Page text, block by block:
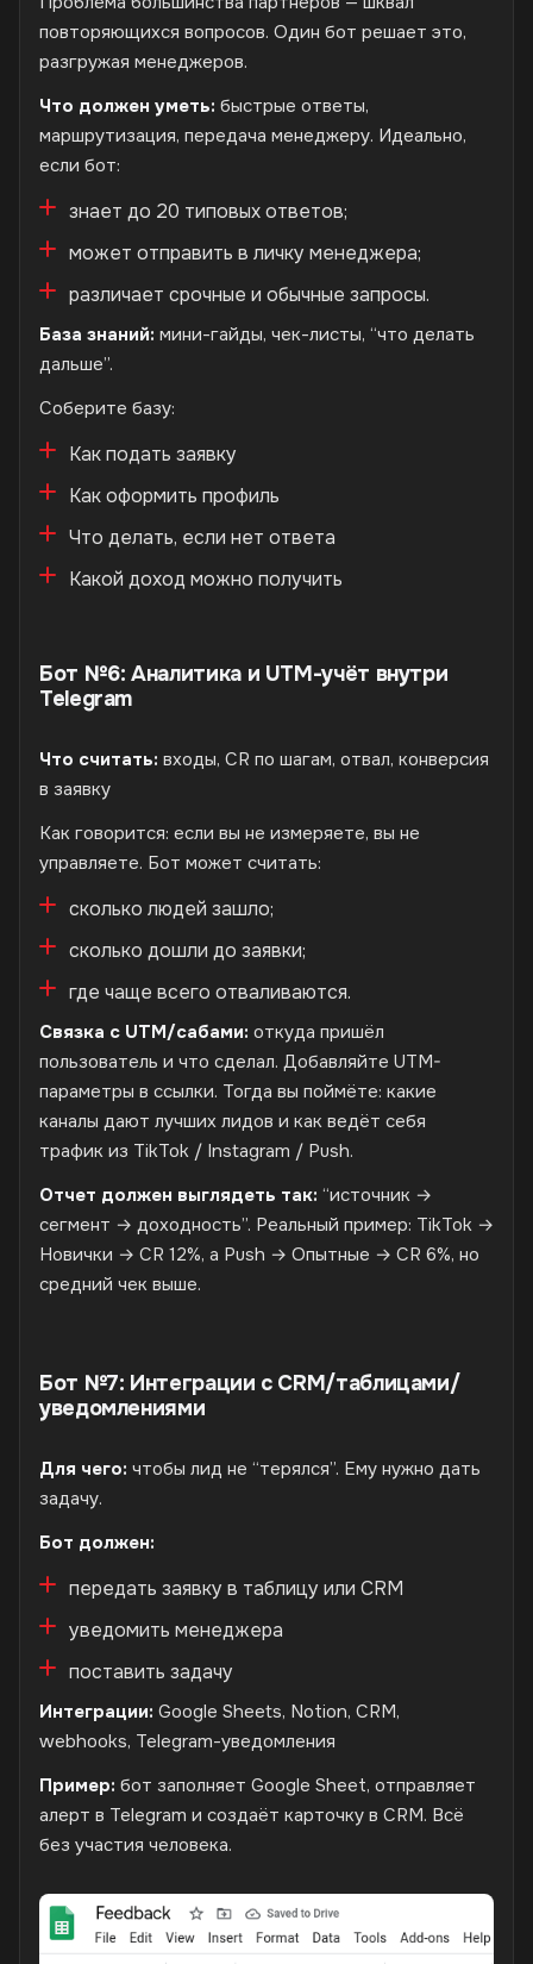
повторяющихся вопросов. Один бот решает это,
разгружая менеджеров.
Что должен уметь: быстрые ответы,
маршрутизация, передача менеджеру. Идеально,
если бот:
знает до 20 типовых ответов;
может отправить в личку менеджера;
различает срочные и обычные запросы.
База знаний: мини-гайды, чек-листы, “что делать
дальше”.
Соберите базу:
Как подать заявку
Как оформить профиль
Что делать, если нет ответа
Какой доход можно получить
Бот №6: Аналитика и UTM-учёт внутри
Telegram
Что считать: входы, CR по шагам, отвал, конверсия
в заявку
Как говорится: если вы не измеряете, вы не
управляете. Бот может считать:
сколько людей зашло;
сколько дошли до заявки;
где чаще всего отваливаются.
Связка с UTM/сабами: откуда пришёл
пользователь и что сделал. Добавляйте UTM-
параметры в ссылки. Тогда вы поймёте: какие
каналы дают лучших лидов и как ведёт себя
трафик из TikTok / Instagram / Push.
Отчет должен выглядеть так: “источник →
сегмент → доходность”. Реальный пример: TikTok →
Новички → CR 12%, а Push → Опытные → CR 6%, но
средний чек выше.
Бот №7: Интеграции с CRM/таблицами/
уведомлениями
Для чего: чтобы лид не “терялся”. Ему нужно дать
задачу.
Бот должен:
передать заявку в таблицу или CRM
уведомить менеджера
поставить задачу
Интеграции: Google Sheets, Notion, CRM,
webhooks, Telegram-уведомления
Пример: бот заполняет Google Sheet, отправляет
алерт в Telegram и создаёт карточку в CRM. Всё
без участия человека.